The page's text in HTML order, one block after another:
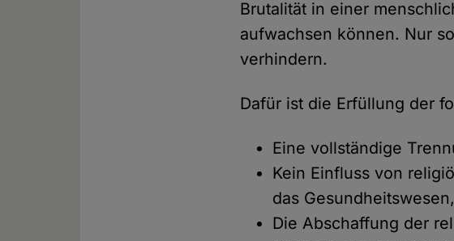
Brutalität in einer
aufwachsen können. Nur
verhindern.
Dafür ist die Erfüllung der
Eine vollständige
Kein Einfluss von
das
Die Abschaffung der